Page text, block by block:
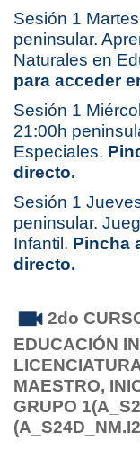
Sesión 1
peninsular.
Naturales en
para acceder
Sesión 1
21:00h
Especiales.
directo.
Sesión 1
peninsular.
Infantil. Pincha
directo.
2do
EDUCACIÓN
MAESTRO,
GRUPO